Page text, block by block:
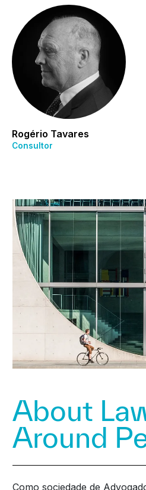
Rogério Tavares
Consultor
About
Around
Como sociedade de